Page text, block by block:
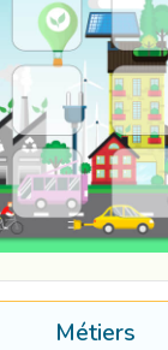
Métiers